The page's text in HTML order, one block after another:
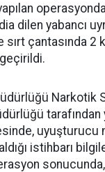
dilen yabancı
sırt çantasında 2
Narkotik
tarafından
uyuşturucu
istihbarı